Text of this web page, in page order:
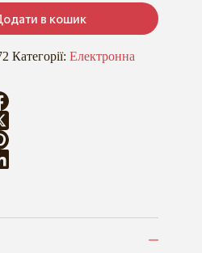
в кошик
Категорії: Електронна